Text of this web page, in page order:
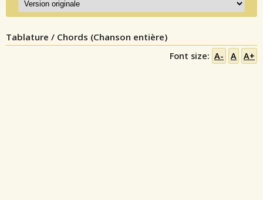
Tablature / Chords (Chanson entière)
Font size: A- A A+